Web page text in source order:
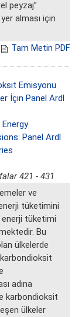
peyzaj”
alması için
Tam Metin PDF
Emisyonu
İçin Panel Ardl
Panel Ardl
421 - 431
ve
tüketimini
enerji tüketimi
Bu
ülkelerde
adına
karbondioksit
ülkeler